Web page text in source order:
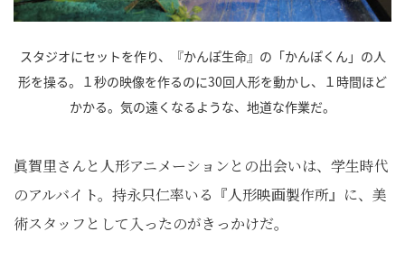
スタジオにセットを作り、『かんぽ生命』の「かんぽくん」の人
形を操る。１秒の映像を作るのに30回人形を動かし、１時間ほど
かかる。気の遠くなるような、地道な作業だ。
眞賀里さんと人形アニメーションとの出会いは、学生時代
のアルバイト。持永只仁率いる『人形映画製作所』に、美
術スタッフとして入ったのがきっかけだ。